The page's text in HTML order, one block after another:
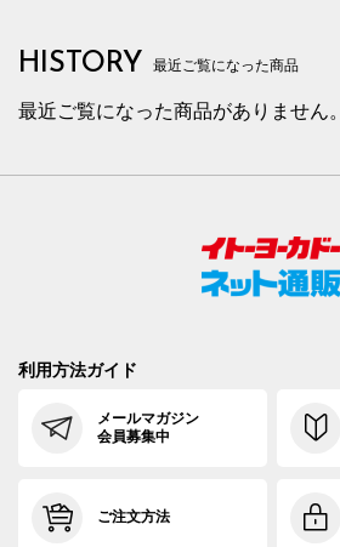
HISTORY 最近ご覧になった商品
最近ご覧になった商品がありません。
利用方法ガイド
メールマガジン
会員募集中
ご注文方法